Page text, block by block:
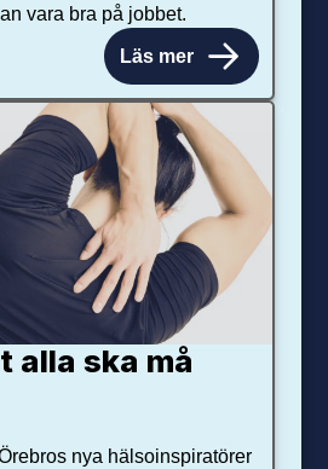
vara bra på jobbet.
Läs mer
alla ska må
nya hälsoinspiratörer